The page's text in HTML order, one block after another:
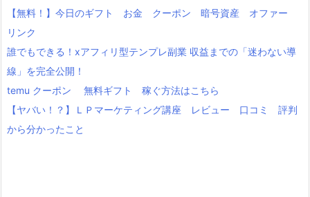
【無料！】今日のギフト お金 クーポン 暗号資産 オファー
リンク
誰でもできる！xアフィリ型テンプレ副業 収益までの「迷わない導
線」を完全公開！
temu クーポン 無料ギフト 稼ぐ方法はこちら
【ヤバい！？】ＬＰマーケティング講座 レビュー 口コミ 評判
から分かったこと